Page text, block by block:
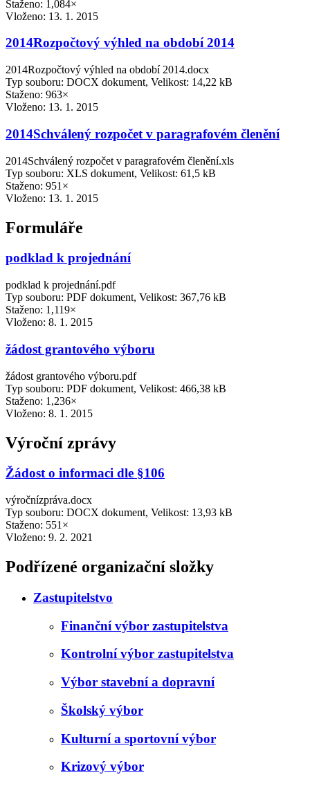
Staženo: 1,084×
Vloženo: 13. 1. 2015
2014Rozpočtový výhled na období 2014
2014Rozpočtový výhled na období 2014.docx
Typ souboru: DOCX dokument, Velikost: 14,22 kB
Staženo: 963×
Vloženo: 13. 1. 2015
2014Schválený rozpočet v paragrafovém členění
2014Schválený rozpočet v paragrafovém členění.xls
Typ souboru: XLS dokument, Velikost: 61,5 kB
Staženo: 951×
Vloženo: 13. 1. 2015
Formuláře
podklad k projednání
podklad k projednání.pdf
Typ souboru: PDF dokument, Velikost: 367,76 kB
Staženo: 1,119×
Vloženo: 8. 1. 2015
žádost grantového výboru
žádost grantového výboru.pdf
Typ souboru: PDF dokument, Velikost: 466,38 kB
Staženo: 1,236×
Vloženo: 8. 1. 2015
Výroční zprávy
Žádost o informaci dle §106
výročnízpráva.docx
Typ souboru: DOCX dokument, Velikost: 13,93 kB
Staženo: 551×
Vloženo: 9. 2. 2021
Podřízené organizační složky
Zastupitelstvo
Finanční výbor zastupitelstva
Kontrolní výbor zastupitelstva
Výbor stavební a dopravní
Školský výbor
Kulturní a sportovní výbor
Krizový výbor